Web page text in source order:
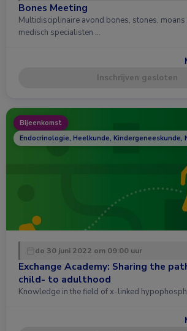
Bones Meeting
Multidisciplinaire avond bones, stones,
medisch specialisten …
Inschrijven gesloten
Bijeenkomst
Endocrinologie, Heelkunde, Kindergeneeskunde,
do 30 juni 2022 om 09:00 uur
Exchange Academy: Sharing the
child- to adulthood
Knowledge in the field of x-linked